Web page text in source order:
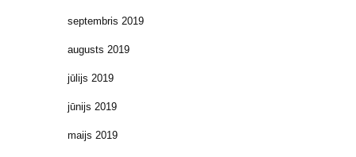
septembris 2019
augusts 2019
jūlijs 2019
jūnijs 2019
maijs 2019